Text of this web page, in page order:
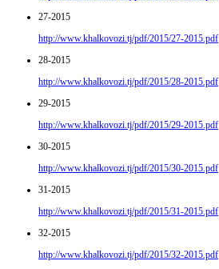
27-2015
http://www.khalkovozi.tj/pdf/2015/27-2015.pdf
28-2015
http://www.khalkovozi.tj/pdf/2015/28-2015.pdf
29-2015
http://www.khalkovozi.tj/pdf/2015/29-2015.pdf
30-2015
http://www.khalkovozi.tj/pdf/2015/30-2015.pdf
31-2015
http://www.khalkovozi.tj/pdf/2015/31-2015.pdf
32-2015
http://www.khalkovozi.tj/pdf/2015/32-2015.pdf